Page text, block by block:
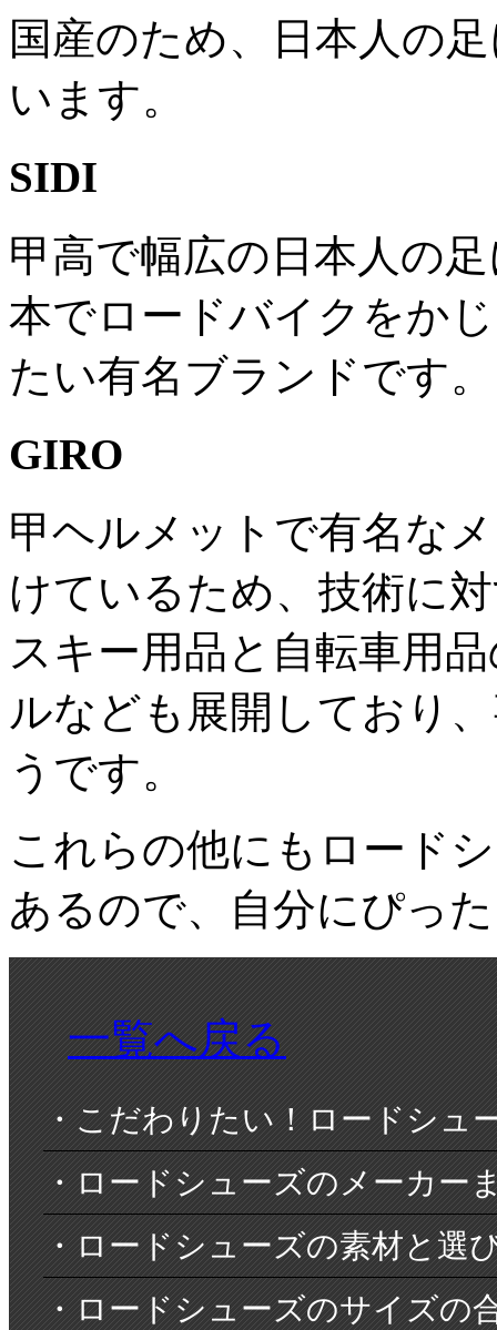
国産のため、日本人の
います。
SIDI
甲高で幅広の日本人の
本でロードバイクをか
たい有名ブランドです。
GIRO
甲ヘルメットで有名な
けているため、技術に
スキー用品と自転車用
ルなども展開しており
うです。
これらの他にもロード
あるので、自分にぴっ
一覧へ戻る
・こだわりたい！ロードシュ
・ロードシューズのメーカー
・ロードシューズの素材と選
・ロードシューズのサイズの